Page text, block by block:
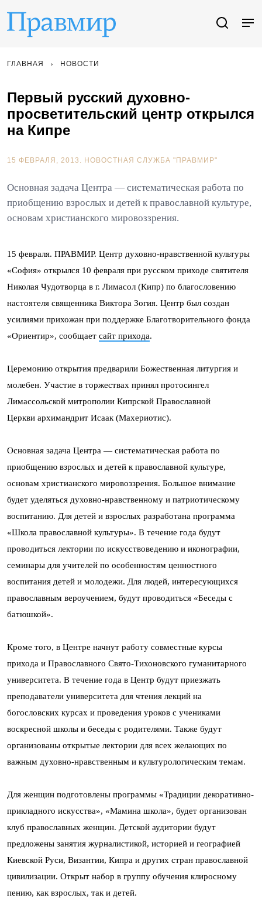
ГЛАВНАЯ НОВОСТИ
Первый русский духовно-
просветительский центр открылся
на Кипре
15 ФЕВРАЛЯ, 2013. НОВОСТНАЯ СЛУЖБА "ПРАВМИР"
Основная задача Центра — систематическая работа по
приобщению взрослых и детей к православной культуре,
основам христианского мировоззрения.
15 февраля. ПРАВМИР. Центр духовно-нравственной культуры
«София» открылся 10 февраля при русском приходе святителя
Николая Чудотворца в г. Лимасол (Кипр) по благословению
настоятеля священника Виктора Зогия. Центр был создан
усилиями прихожан при поддержке Благотворительного фонда
«Ориентир», сообщает сайт прихода.
Церемонию открытия предварили Божественная литургия и
молебен. Участие в торжествах принял протосингел
Лимассольской митрополии Кипрской Православной
Церкви архимандрит Исаак (Махериотис).
Основная задача Центра — систематическая работа по
приобщению взрослых и детей к православной культуре,
основам христианского мировоззрения. Большое внимание
будет уделяться духовно-нравственному и патриотическому
воспитанию. Для детей и взрослых разработана программа
«Школа православной культуры». В течение года будут
проводиться лектории по искусствоведению и иконографии,
семинары для учителей по особенностям ценностного
воспитания детей и молодежи. Для людей, интересующихся
православным вероучением, будут проводиться «Беседы с
батюшкой».
Кроме того, в Центре начнут работу совместные курсы
прихода и Православного Свято-Тихоновского гуманитарного
университета. В течение года в Центр будут приезжать
преподаватели университета для чтения лекций на
богословских курсах и проведения уроков с учениками
воскресной школы и беседы с родителями. Также будут
организованы открытые лектории для всех желающих по
важным духовно-нравственным и культурологическим темам.
Для женщин подготовлены программы «Традиции декоративно-
прикладного искусства», «Мамина школа», будет организован
клуб православных женщин. Детской аудитории будут
предложены занятия журналистикой, историей и географией
Киевской Руси, Византии, Кипра и других стран православной
цивилизации. Открыт набор в группу обучения клиросному
пению, как взрослых, так и детей.